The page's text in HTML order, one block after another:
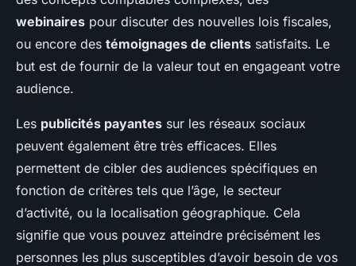
webinaires pour discuter des nouvelles lois fiscales,
ou encore des témoignages de clients satisfaits. Le
but est de fournir de la valeur tout en engageant votre
audience.
Les publicités payantes sur les réseaux sociaux
peuvent également être très efficaces. Elles
permettent de cibler des audiences spécifiques en
fonction de critères tels que l’âge, le secteur
d’activité, ou la localisation géographique. Cela
signifie que vous pouvez atteindre précisément les
personnes les plus susceptibles d’avoir besoin de vos